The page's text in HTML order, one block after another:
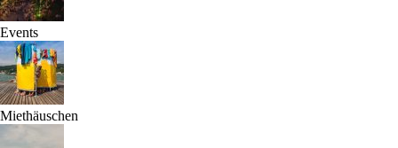
Events
Miethäuschen